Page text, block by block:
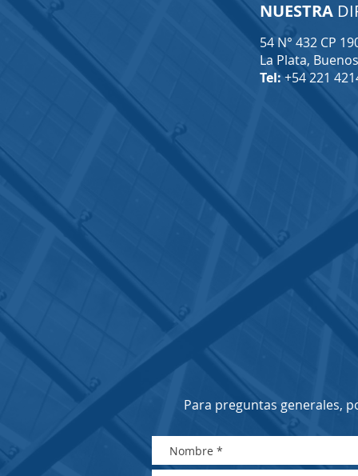
NUESTRA
54 N° 432 CP
La Plata,
Tel: +54 221
Para preguntas generales,